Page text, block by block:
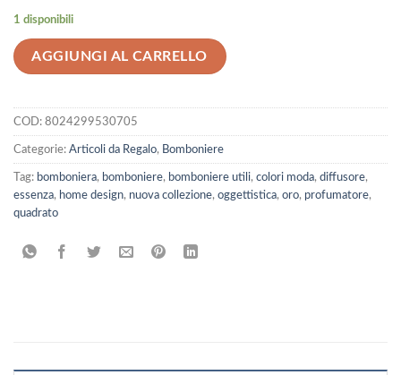
1 disponibili
AGGIUNGI AL CARRELLO
COD: 8024299530705
Categorie: Articoli da Regalo, Bomboniere
Tag: bomboniera, bomboniere, bomboniere utili, colori moda, diffusore,
essenza, home design, nuova collezione, oggettistica, oro, profumatore,
quadrato